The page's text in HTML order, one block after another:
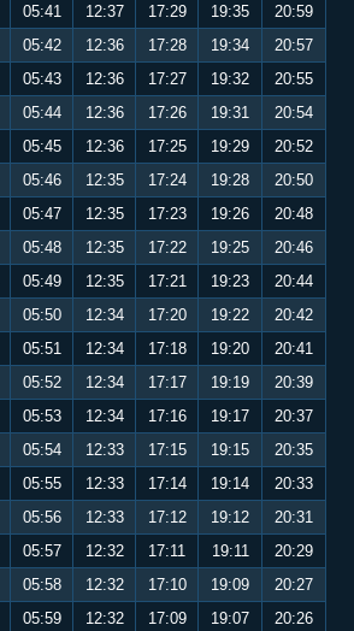
05:41 12:37 17:29 19:35
20:59
05:42 12:36 17:28 19:34
20:57
05:43 12:36 17:27 19:32
20:55
05:44 12:36 17:26 19:31
20:54
05:45 12:36 17:25 19:29
20:52
05:46 12:35 17:24 19:28
20:50
05:47 12:35 17:23 19:26
20:48
05:48 12:35 17:22 19:25
20:46
05:49 12:35 17:21 19:23
20:44
05:50 12:34 17:20 19:22
20:42
05:51 12:34 17:18 19:20
20:41
05:52 12:34 17:17 19:19
20:39
05:53 12:34 17:16 19:17
20:37
05:54 12:33 17:15 19:15
20:35
05:55 12:33 17:14 19:14
20:33
05:56 12:33 17:12 19:12
20:31
05:57 12:32 17:11 19:11
20:29
05:58 12:32 17:10 19:09
20:27
05:59 12:32 17:09 19:07
20:26